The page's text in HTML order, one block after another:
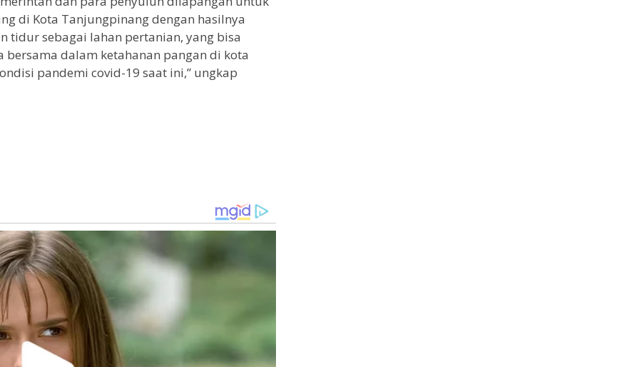
di Kota Tanjungpinang dengan hasilnya
tidur sebagai lahan pertanian, yang bisa
dalam ketahanan pangan di kota
pandemi covid-19 saat ini,” ungkap